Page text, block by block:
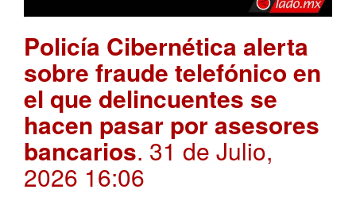
Policía Cibernética alerta
sobre fraude telefónico en
el que delincuentes se
hacen pasar por asesores
bancarios. 31 de Julio,
2026 16:06